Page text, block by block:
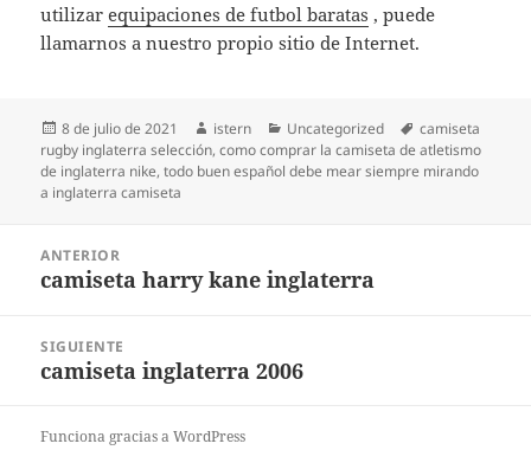
utilizarequipaciones de futbol baratas , puede
llamarnos a nuestro propio sitio de Internet.
Publicado
el
8 de julio de 2021 Autor
istern Categorías
Uncategorized Etiquetas
camiseta
rugby inglaterra selección,como comprar la camiseta de atletismo
de inglaterra nike,todo buen español debe mear siempre mirando
a inglaterra camiseta
entradas
ANTERIOR
Entrada
camiseta harry kane inglaterra
SIGUIENTE
Entrada
camiseta inglaterra 2006
Funciona gracias a WordPress